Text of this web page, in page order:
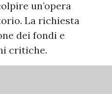
un’opera
La richiesta
dei fondi e
critiche.